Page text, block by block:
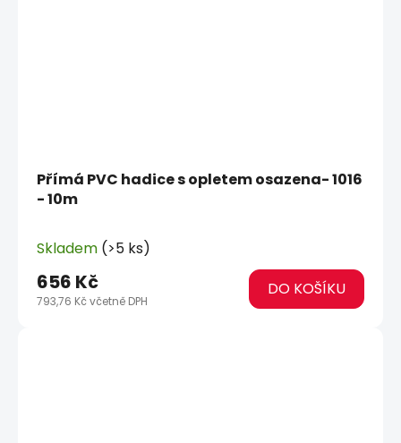
Přímá PVC hadice s opletem osazena- 1016
- 10m
Skladem (>5 ks)
793,76 Kč včetně DPH
656 Kč DO KOŠÍKU